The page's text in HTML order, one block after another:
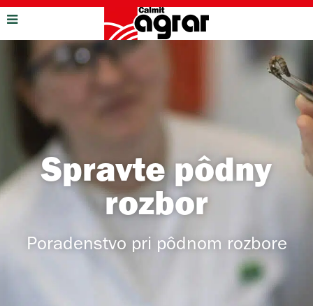
Spravte pôdny
rozbor
Poradenstvo pri pôdnom rozbore